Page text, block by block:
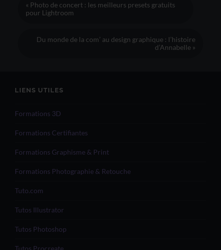
« Photo de concert : les meilleurs presets gratuits
pour Lightroom
Du monde de la com’ au design graphique : l’histoire
d’Annabelle »
LIENS UTILES
Formations 3D
Formations Certifiantes
Formations Graphisme & Print
Formations Photographie & Retouche
Tuto.com
Tutos Illustrator
Tutos Photoshop